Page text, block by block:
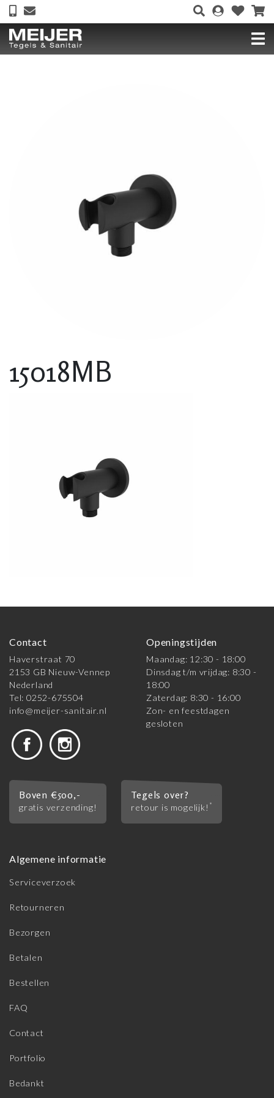
15018MB
Contact
Haverstraat 70
2153 GB Nieuw-Vennep
Nederland
Tel: 0252-675504
info@meijer-sanitair.nl
Openingstijden
Maandag: 12:30 - 18:00
Dinsdag t/m vrijdag: 8:30 -
18:00
Zaterdag: 8:30 - 16:00
Zon- en feestdagen
gesloten
Boven €500,-
gratis verzending!
Tegels over?
retour is mogelijk! *
Algemene informatie
Serviceverzoek
Retourneren
Bezorgen
Betalen
Bestellen
FAQ
Contact
Portfolio
Bedankt